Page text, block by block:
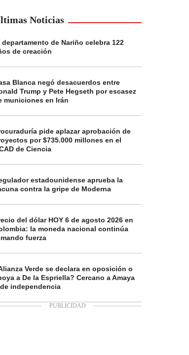
Noticias
departamento de Nariño celebra 122
de creación
Blanca negó desacuerdos entre
Trump y Pete Hegseth por escasez
municiones en Irán
pide aplazar aprobación de
por $735.000 millones en el
de Ciencia
estadounidense aprueba la
contra la gripe de Moderna
del dólar HOY 6 de agosto 2026 en
la moneda nacional continúa
fuerza
Verde se declara en oposición o
a De la Espriella? Cercano a Amaya
independencia